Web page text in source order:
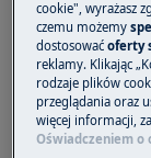
Należy
naprawa
dla
prawidłowo
Jak
cookie", wyrażasz
czemu możemy
dostosowaćoferty
reklamy. Klikając
rodzaje plików
przeglądania oraz
więcej informacji,
Oświadczeniem o